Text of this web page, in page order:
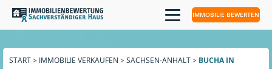
IMMOBILIE BEWERTEN
START> IMMOBILIE VERKAUFEN > SACHSEN-ANHALT> BUCHA IN